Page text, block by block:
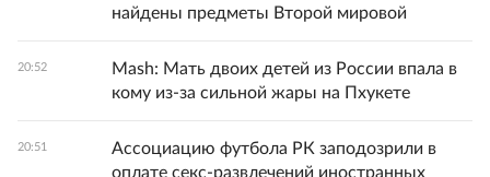
найдены предметы Второй мировой
20:52
Mash: Мать двоих детей из России впала в
кому из-за сильной жары на Пхукете
20:51
Ассоциацию футбола РК заподозрили в
оплате секс-развлечений иностранных